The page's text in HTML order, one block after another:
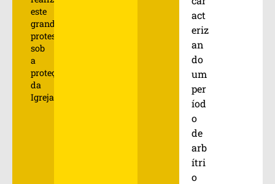
este
grande
protesto
sob
a
proteção
da
Igreja.
act
eriz
an
do
um
per
íod
o
de
arb
ítri
o